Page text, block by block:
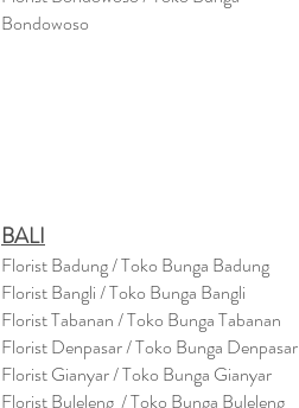
Bondowoso
BALI
Florist Badung / Toko Bunga Badung
Florist Bangli / Toko Bunga Bangli
FloristTabanan/ Toko Bunga Tabanan
Florist Denpasar / Toko Bunga Denpasar
Florist Gianyar / Toko Bunga Gianyar
Florist Buleleng / Toko Bunga Buleleng